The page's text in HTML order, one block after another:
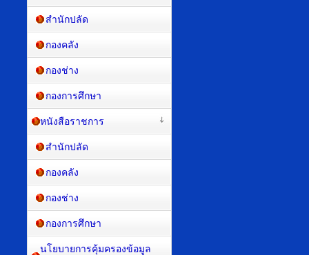
สำนักปลัด
กองคลัง
กองช่าง
กองการศึกษา
หนังสือราชการ
สำนักปลัด
กองคลัง
กองช่าง
กองการศึกษา
นโยบายการคุ้มครองข้อมูล